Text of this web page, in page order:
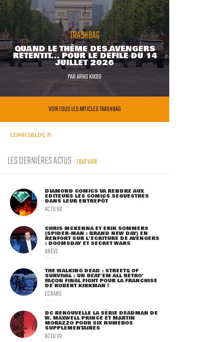
TRASHBAG
QUAND LE THÈME DES AVENGERS
RETENTIT... POUR LE DÉFILÉ DU 14
JUILLET 2026
PARARNO KIKOO
VOIR TOUS LES ARTICLES TRASHBAG
COMICSBLOG.fr
LES DERNIÈRES ACTUS TOUT VOIR
DIAMOND COMICS VA RENDRE AUX
ÉDITEURS LES COMICS SÉQUESTRÉS
DANS LEUR ENTREPÔT
ACTU VO
CHRIS MCKENNA ET ERIK SOMMERS
(SPIDER-MAN : BRAND NEW DAY) EN
RENFORT SUR L'ÉCRITURE DE AVENGERS
: DOOMSDAY ET SECRET WARS
BRÈVE
THE WALKING DEAD : STREETS OF
SURVIVAL : UN BEAT'EM ALL RÉTRO'
FAÇON FINAL FIGHT POUR LA FRANCHISE
DE ROBERT KIRKMAN !
ECRANS
DC RENOUVELLE LA SÉRIE DEADMAN DE
W. MAXWELL PRINCE ET MARTIN
MORAZZO POUR SIX NUMÉROS
SUPPLÉMENTAIRES
ACTU VO